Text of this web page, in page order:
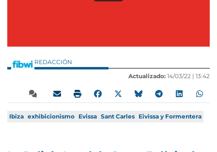
REDACCIÓN
Actualizado: 14/03/22 | 13:42
Ibiza exhibicionismo Evissa Sant Carles Eivissa y Formentera